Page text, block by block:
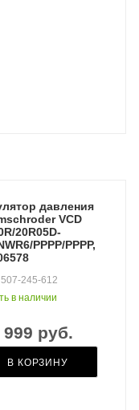
давления
VCD
20R05D-
PPPP/PPPP,
в наличии
245-612
999 руб.
В КОРЗИНУ